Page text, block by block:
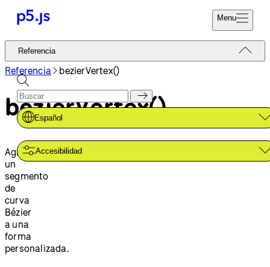
Menu
Referencia
Tutoriales
Ejemplos
Contribuir
Comunidad
Acerca de
Codifica Ya
Referencia
Español
Accesibilidad
Referencia bezierVertex()
bezierVertex()
Agrega
un
segmento
de
curva
Bézier
a una
forma
personalizada.